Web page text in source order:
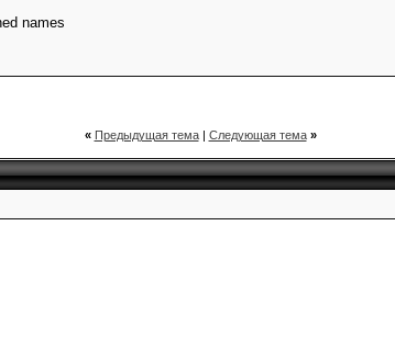
names
« Предыдущая тема| Следующая тема »